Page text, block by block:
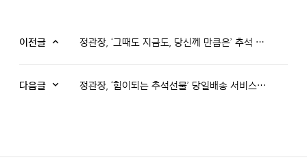
이전글 정관장, ‘그때도 지금도, 당신께 만큼은’ 추석 캠페인
다음글 정관장, ‘힘이되는 추석선물’ 당일배송 서비스 시작